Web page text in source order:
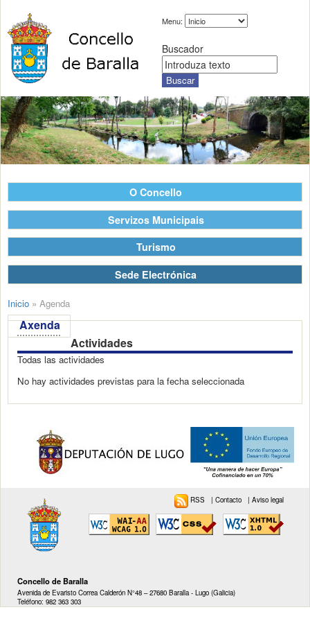
Menu:
Buscador
O Concello
Servizos Municipais
Turismo
Sede Electrónica
Inicio » Agenda
Axenda
Actividades
Todas las actividades
No hay actividades previstas para la fecha seleccionada
Concello de Baralla
Avenida de Evaristo Correa Calderón N°48 – 27680 Baralla - Lugo (Galicia)
Teléfono: 982 363 303
RSS |Contacto |Aviso legal